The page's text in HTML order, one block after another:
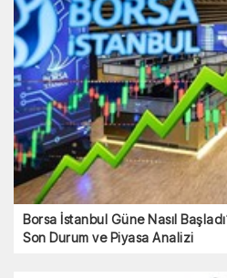
Borsa İstanbul Güne Nasıl
Son Durum ve Piyasa Analizi